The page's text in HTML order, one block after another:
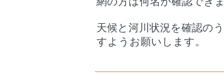
天候と河川状況を確認の
すようお願いします。